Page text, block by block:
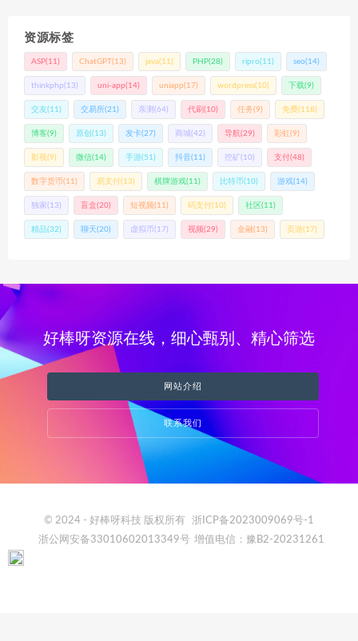
资源标签
ASP(11) ChatGPT(13) java(11) PHP(28) ripro(11) seo(14)
thinkphp(13) uni-app(14) uniapp(17) wordpress(10) 下载(9)
交友(11) 交易所(21) 亲测 (64) 代刷 (10) 任务(9) 免费(118)
博客(9) 原创 (13) 发卡(27) 商城(42) 导航(29) 彩虹(9)
影视(9) 微信(14) 手游(51) 抖音(11) 挖矿(10) 支付(48)
数字货币(11) 易支付(13) 棋牌游戏(11) 比特币(10) 游戏(14)
独家(13) 盲盒(20) 短视频(11) 码支付(10) 社区(11)
精品(32) 聊天(20) 虚拟币(17) 视频(29) 金融(13) 页游(17)
好棒呀资源在线，细心甄别、精心筛选
网站介绍
联系我们
© 2024 - 好棒呀科技 版权所有
浙ICP备2023009069号-1
浙公网安备33010602013349号 增值电信：豫B2-20231261